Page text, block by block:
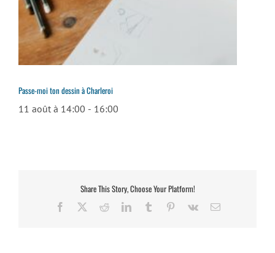
Passe-moi ton dessin à Charleroi
11 août à 14:00 - 16:00
Share This Story, Choose Your Platform!
Facebook RedditLinkedInTumblr Pinterest
Vk Email